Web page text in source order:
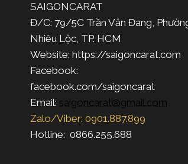
SAIGONCARAT
Đ/C: 79/5C Trần Văn Đang,
Nhiêu Lộc, TP. HCM
Website: https://saigoncarat.com
Facebook:
facebook.com/saigoncarat
Email: saigoncarat@gmail.com
Zalo/Viber: 0901.887.899
Hotline: 0866.255.688